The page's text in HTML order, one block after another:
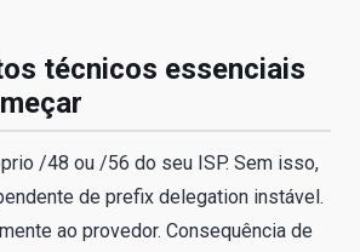
técnicos essenciais
/48 ou /56 do seu ISP. Sem isso,
de prefix delegation instável.
ao provedor. Consequência de